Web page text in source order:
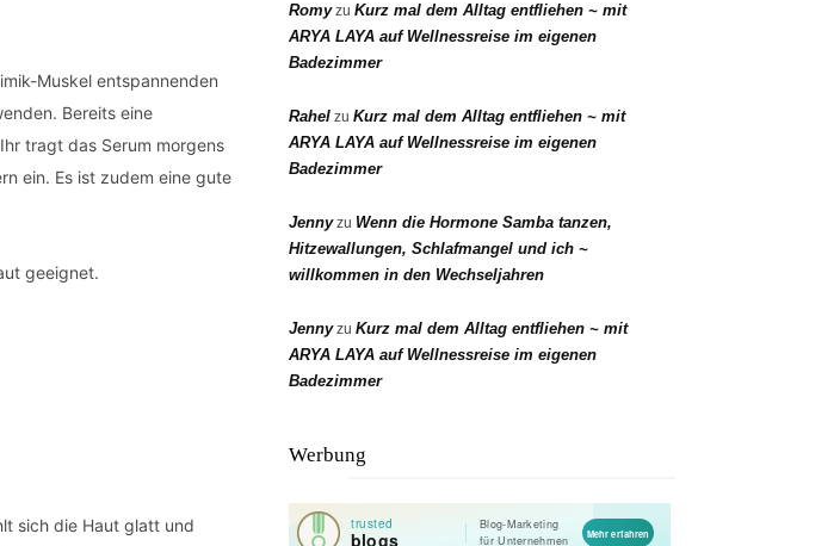
Muskel entspannenden
Bereits eine
tragt das Serum morgens
ein. Es ist zudem eine gute
geeignet.
sich die Haut glatt und
Romyzu Kurz mal dem Alltag entfliehen ~ mit
ARYA LAYA auf Wellnessreise im eigenen
Badezimmer
Rahel zu Kurz mal dem Alltag entfliehen ~ mit
ARYA LAYA auf Wellnessreise im eigenen
Badezimmer
Jennyzu Wenn die Hormone Samba tanzen,
Hitzewallungen, Schlafmangel und ich ~
willkommen in den Wechseljahren
Jennyzu Kurz mal dem Alltag entfliehen ~ mit
ARYA LAYA auf Wellnessreise im eigenen
Badezimmer
Werbung